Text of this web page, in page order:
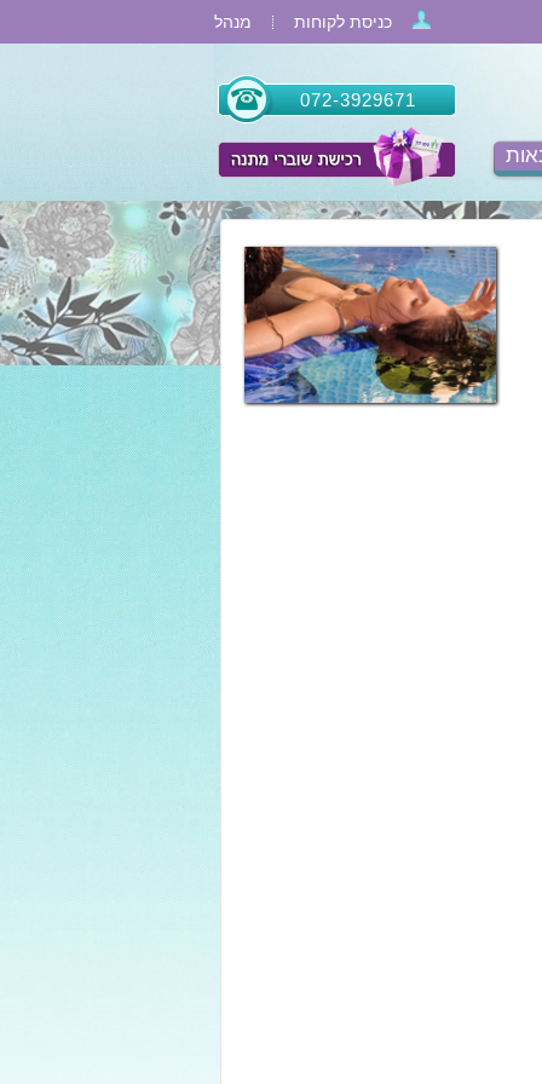
מנהל כניסת לקוחות
072-3929671